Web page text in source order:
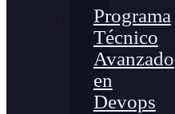
Programa
Técnico
Avanzado
en
Devops